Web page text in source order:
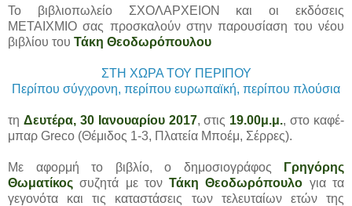
Το βιβλιοπωλείο ΣΧΟΛΑΡΧΕΙΟΝ και οι εκδόσεις
ΜΕΤΑΙΧΜΙΟ σας προσκαλούν στην παρουσίαση του νέου
βιβλίου του Τάκη Θεοδωρόπουλου
ΣΤΗ ΧΩΡΑ ΤΟΥ ΠΕΡΙΠΟΥ
Περίπου σύγχρονη, περίπου ευρωπαϊκή, περίπου πλούσια
τη Δευτέρα, 30 Ιανουαρίου 2017, στις 19.00μ.μ., στο καφέ-
μπαρ Greco (Θέμιδος 1-3, Πλατεία Μποέμ, Σέρρες).
Με αφορμή το βιβλίο, ο δημοσιογράφος
Γρηγόρης
Θωματίκος συζητά με τονΤάκη Θεοδωρόπουλο για τα
γεγονότα και τις καταστάσεις των τελευταίων ετών της